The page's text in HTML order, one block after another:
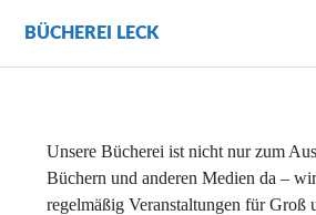
Inhalt
springen
BÜCHEREI LECK
Unsere Bücherei ist nicht nur zum
Büchern und anderen Medien da –
regelmäßig Veranstaltungen für Groß